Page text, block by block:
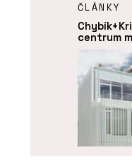
ČLÁNKY
centrum